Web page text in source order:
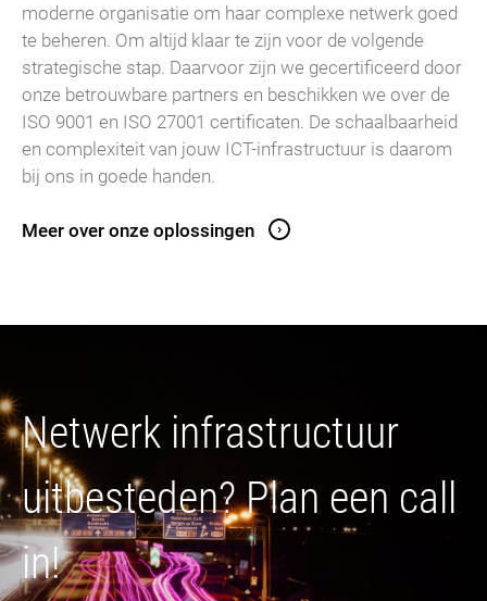
moderne organisatie om haar complexe netwerk goed
te beheren. Om altijd klaar te zijn voor de volgende
strategische stap. Daarvoor zijn we gecertificeerd door
onze betrouwbare partners en beschikken we over de
ISO 9001 en ISO 27001 certificaten. De schaalbaarheid
en complexiteit van jouw ICT-infrastructuur is daarom
bij ons in goede handen.
Meer over onze oplossingen
Netwerk infrastructuur
uitbesteden? Plan een call
in! ​